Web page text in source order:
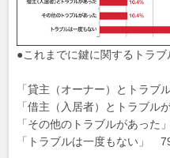
●これまでに鍵に関するトラブ
「貸主（オーナー）とトラ
「借主（入居者）とトラブ
「その他のトラブルがあっ
「トラブルは一度もない」